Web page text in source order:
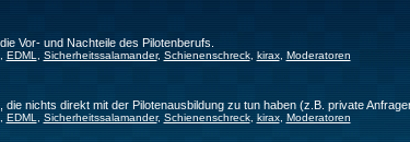
Vor- und Nachteile des Pilotenberufs.
EDML Sicherheitssalamander, Schienenschreck, kirax, Moderatoren
nichts direkt mit der Pilotenausbildung zu tun haben (z.B. private
EDML Sicherheitssalamander, Schienenschreck, kirax, Moderatoren